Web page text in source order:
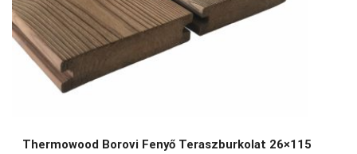
Thermowood Borovi Fenyő Teraszburkolat 26×115